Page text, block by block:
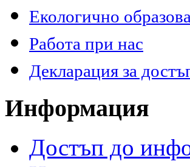
Екологично
Работа при нас
Декларация за
Информация
Достъп до